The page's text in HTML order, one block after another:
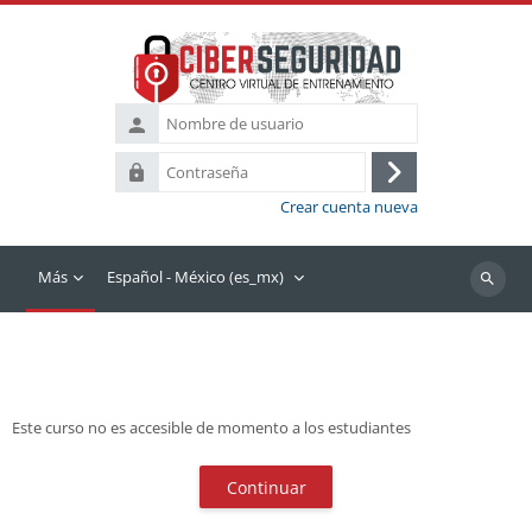
Nombre
de
usuario
Contraseña
Iniciar
sesión
(ingresar)
Crear cuenta nueva
Más Español - México ‎(es_mx)‎
Buscar
Este curso no es accesible de momento a los estudiantes
Continuar